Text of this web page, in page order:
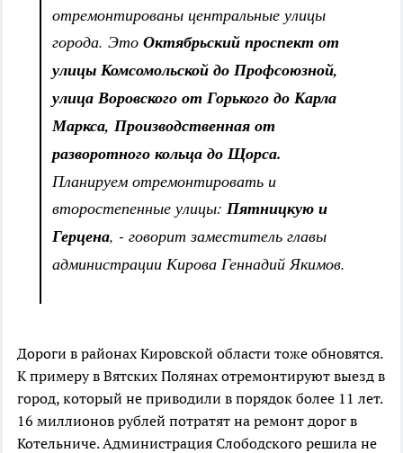
отремонтированы центральные улицы
города. Это Октябрьский проспект от
улицы Комсомольской до Профсоюзной,
улица Воровского от Горького до Карла
Маркса, Производственная от
разворотного кольца до Щорса.
Планируем отремонтировать и
второстепенные улицы: Пятницкую и
Герцена, - говорит заместитель главы
администрации Кирова Геннадий Якимов.
Дороги в районах Кировской области тоже обновятся.
К примеру в Вятских Полянах отремонтируют выезд в
город, который не приводили в порядок более 11 лет.
16 миллионов рублей потратят на ремонт дорог в
Котельниче. Администрация Слободского решила не